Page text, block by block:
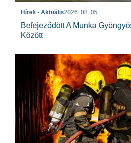
Hírek - Aktuális2026. 08. 05.
Befejeződött A Munka
Között